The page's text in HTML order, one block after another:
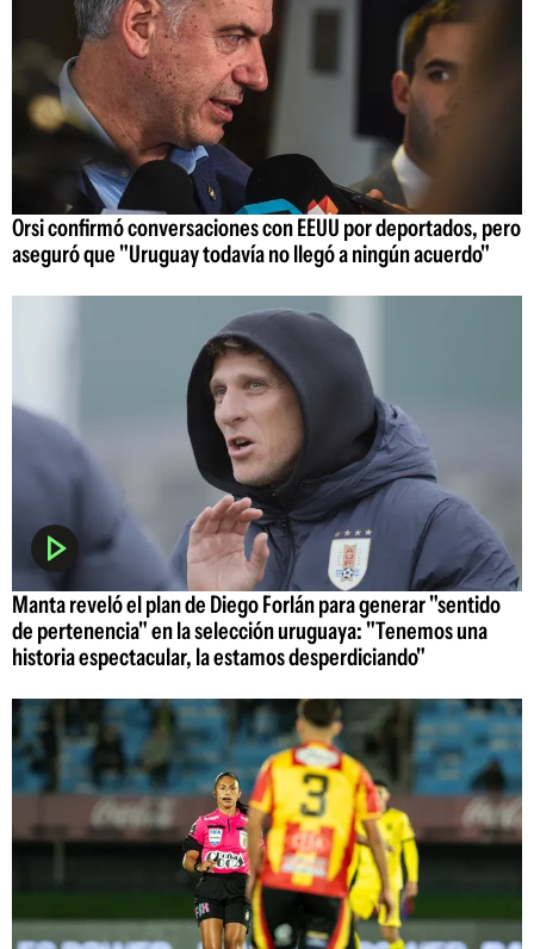
Orsi confirmó conversaciones con EEUU por deportados, pero
aseguró que "Uruguay todavía no llegó a ningún acuerdo"
Manta reveló el plan de Diego Forlán para generar "sentido
de pertenencia" en la selección uruguaya: "Tenemos una
historia espectacular, la estamos desperdiciando"